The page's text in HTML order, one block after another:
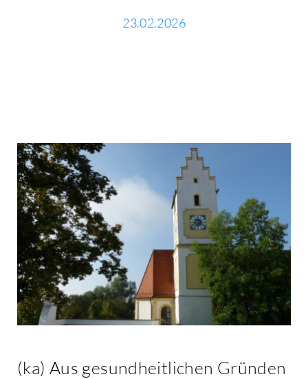
23.02.2026
(ka) Aus gesundheitlichen Gründen